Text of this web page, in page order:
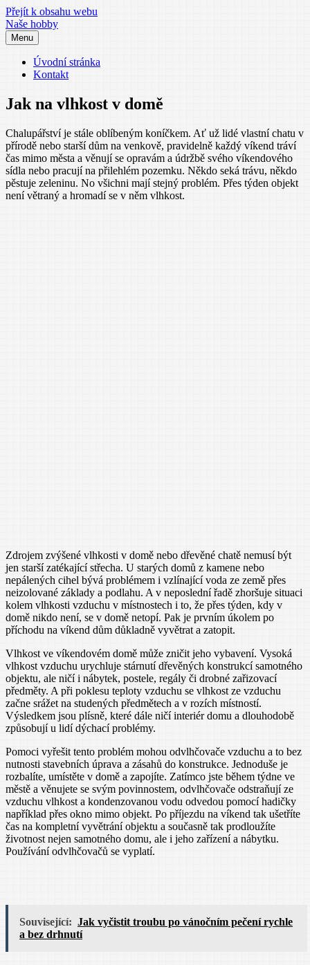
Přejít k obsahu webu
Naše hobby
Menu
Úvodní stránka
Kontakt
Jak na vlhkost v domě
Chalupářství je stále oblíbeným koníčkem. Ať už lidé vlastní chatu v
přírodě nebo starší dům na venkově, pravidelně každý víkend tráví
čas mimo města a věnují se opravám a údržbě svého víkendového
sídla nebo pracují na přilehlém pozemku. Někdo seká trávu, někdo
pěstuje zeleninu. No všichni mají stejný problém. Přes týden objekt
není větraný a hromadí se v něm vlhkost.
Zdrojem zvýšené vlhkosti v domě nebo dřevěné chatě nemusí být
jen starší zatékající střecha. U starých domů z kamene nebo
nepálených cihel bývá problémem i vzlínající voda ze země přes
neizolované základy a podlahu. A v neposlední řadě zhoršuje situaci
kolem vlhkosti vzduchu v místnostech i to, že přes týden, kdy v
domě nikdo není, se v domě netopí. Pak je prvním úkolem po
příchodu na víkend dům důkladně vyvětrat a zatopit.
Vlhkost ve víkendovém domě může zničit jeho vybavení. Vysoká
vlhkost vzduchu urychluje stárnutí dřevěných konstrukcí samotného
objektu, ale ničí i nábytek, postele, regály či drobné zařizovací
předměty. A při poklesu teploty vzduchu se vlhkost ze vzduchu
začne srážet na studených předmětech a v rozích místností.
Výsledkem jsou plísně, které dále ničí interiér domu a dlouhodobě
způsobují u lidí dýchací problémy.
Pomoci vyřešit tento problém mohou odvlhčovače vzduchu a to bez
nutnosti stavebních úprava a zásahů do konstrukce. Jednoduše je
rozbalíte, umístěte v domě a zapojíte. Zatímco jste během týdne ve
městě a věnujete se svým povinnostem, odvlhčovače odstraňují ze
vzduchu vlhkost a kondenzovanou vodu odvedou pomocí hadičky
například přes okno mimo objekt. Po příjezdu na víkend tak ušetříte
čas na kompletní vyvětrání objektu a současně tak prodloužíte
životnost nejen samotného domu, ale i jeho zařízení a nábytku.
Používání odvlhčovačů se vyplatí.
Související: Jak vyčistit troubu po vánočním pečení rychle
a bez drhnutí